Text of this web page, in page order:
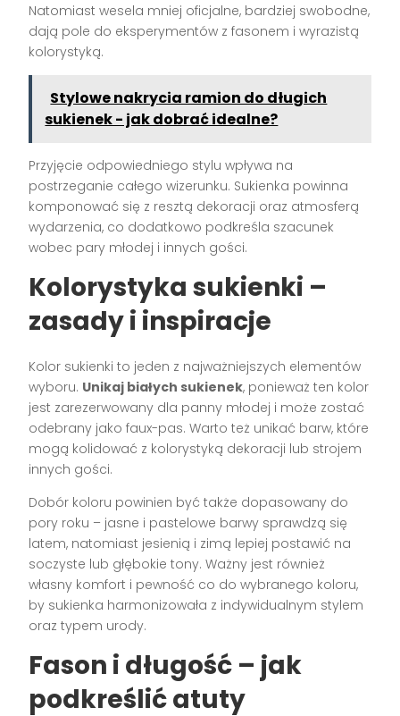
Natomiast wesela mniej oficjalne, bardziej swobodne,
dają pole do eksperymentów z fasonem i wyrazistą
kolorystyką.
Stylowe nakrycia ramion do długich
sukienek - jak dobrać idealne?
Przyjęcie odpowiedniego stylu wpływa na
postrzeganie całego wizerunku. Sukienka powinna
komponować się z resztą dekoracji oraz atmosferą
wydarzenia, co dodatkowo podkreśla szacunek
wobec pary młodej i innych gości.
Kolorystyka sukienki –
zasady i inspiracje
Kolor sukienki to jeden z najważniejszych elementów
wyboru. Unikaj białych sukienek, ponieważ ten kolor
jest zarezerwowany dla panny młodej i może zostać
odebrany jako faux-pas. Warto też unikać barw, które
mogą kolidować z kolorystyką dekoracji lub strojem
innych gości.
Dobór koloru powinien być także dopasowany do
pory roku – jasne i pastelowe barwy sprawdzą się
latem, natomiast jesienią i zimą lepiej postawić na
soczyste lub głębokie tony. Ważny jest również
własny komfort i pewność co do wybranego koloru,
by sukienka harmonizowała z indywidualnym stylem
oraz typem urody.
Fason i długość – jak
podkreślić atuty